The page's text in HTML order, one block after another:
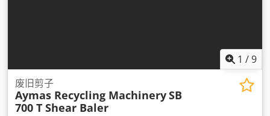
1 /9
废旧剪子
Aymas Recycling MachinerySB
700 T Shear Baler